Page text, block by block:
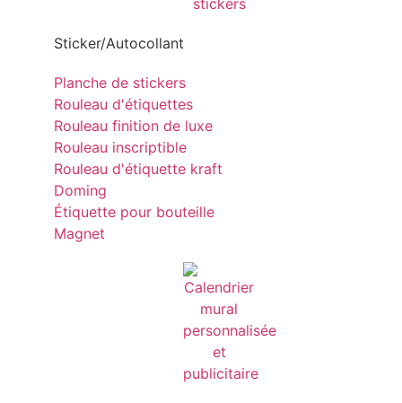
Sticker/Autocollant
Planche de stickers
Rouleau d'étiquettes
Rouleau finition de luxe
Rouleau inscriptible
Rouleau d'étiquette kraft
Doming
Étiquette pour bouteille
Magnet